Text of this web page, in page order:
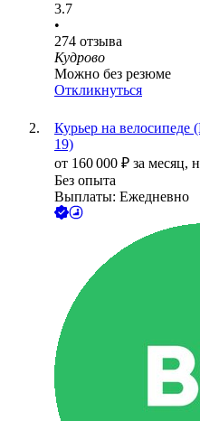
3.7
•
274 отзыва
Кудрово
Можно без резюме
Откликнуться
Курьер на велосипеде
19)
от 160 000 ₽ за месяц,
Без опыта
Выплаты: Ежедневно